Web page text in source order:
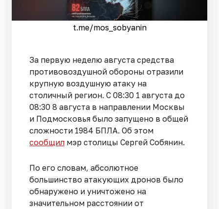
t.me/mos_sobyanin
За первую неделю августа средства
противовоздушной обороны отразили
крупную воздушную атаку на
столичный регион. С 08:30 1 августа до
08:30 8 августа в направлении Москвы
и Подмосковья было запущено в общей
сложности 1984 БПЛА. Об этом
сообщил мэр столицы Сергей Собянин.
По его словам, абсолютное
большинство атакующих дронов было
обнаружено и уничтожено на
значительном расстоянии от